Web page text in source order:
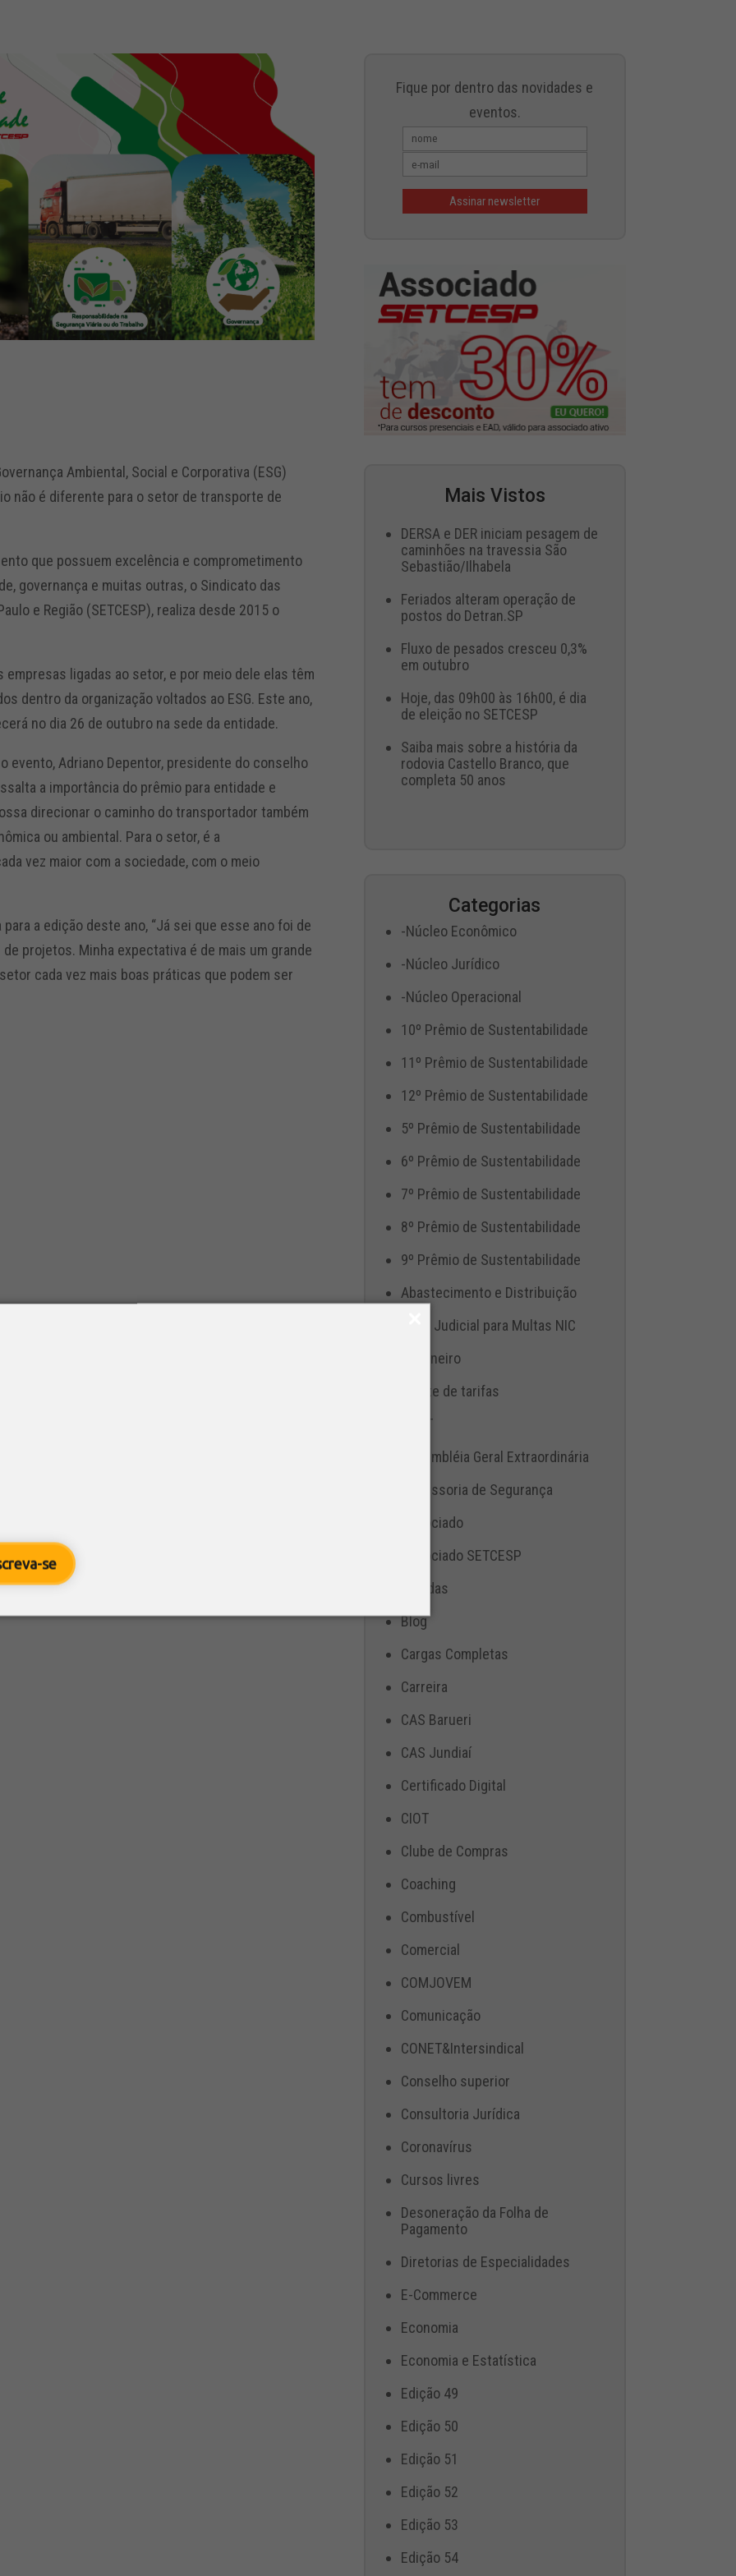
se
Ambiental, Social e Corporativa (ESG)
não é diferente para o setor de transporte de
que possuem excelência e comprometimento
governança e muitas outras, o Sindicato das
e Região (SETCESP), realiza desde 2015 o
ligadas ao setor, e por meio dele elas têm
dentro da organização voltados ao ESG. Este ano,
no dia 26 de outubro na sede da entidade.
evento, Adriano Depentor, presidente do conselho
a importância do prêmio para entidade e
direcionar o caminho do transportador também
ou ambiental. Para o setor, é a
vez maior com a sociedade, com o meio
a edição deste ano, “Já sei que esse ano foi de
projetos. Minha expectativa é de mais um grande
cada vez mais boas práticas que podem ser
Fique por dentro das novidades e
eventos.
Mais Vistos
DERSA e DER iniciam pesagem de
caminhões na travessia São
Sebastião/Ilhabela
Feriados alteram operação de
postos do Detran.SP
Fluxo de pesados cresceu 0,3%
em outubro
Hoje, das 09h00 às 16h00, é dia
de eleição no SETCESP
Saiba mais sobre a história da
rodovia Castello Branco, que
completa 50 anos
Categorias
-Núcleo Econômico
-Núcleo Jurídico
-Núcleo Operacional
10º Prêmio de Sustentabilidade
11º Prêmio de Sustentabilidade
12º Prêmio de Sustentabilidade
5º Prêmio de Sustentabilidade
6º Prêmio de Sustentabilidade
7º Prêmio de Sustentabilidade
8º Prêmio de Sustentabilidade
9º Prêmio de Sustentabilidade
Abastecimento e Distribuição
Ação Judicial para Multas NIC
Aduaneiro
Ajuste de tarifas
ANTT
Assembléia Geral Extraordinária
Assessoria de Segurança
Associado
Associado SETCESP
Bebidas
Blog
Cargas Completas
Carreira
CAS Barueri
CAS Jundiaí
Certificado Digital
CIOT
Clube de Compras
Coaching
Combustível
Comercial
COMJOVEM
Comunicação
CONET&Intersindical
Conselho superior
Consultoria Jurídica
Coronavírus
Cursos livres
Desoneração da Folha de
Pagamento
Diretorias de Especialidades
E-Commerce
Economia
Economia e Estatística
Edição 49
Edição 50
Edição 51
Edição 52
Edição 53
Edição 54